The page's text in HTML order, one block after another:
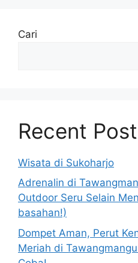
Cari
Recent
Wisata di Sukoharjo
Adrenalin di
Outdoor Seru Selain
basahan!)
Dompet Aman, Perut
Meriah di